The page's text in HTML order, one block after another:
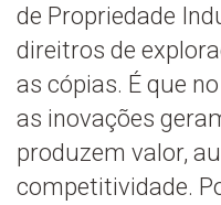
de Propriedade
direitros de
as cópias. É que
as inovações
produzem valor,
competitividade.